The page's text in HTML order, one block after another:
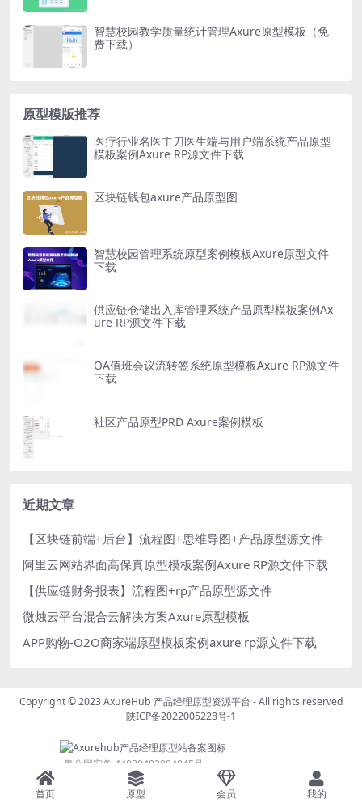
智慧校园教学质量统计管理Axure原型模板（免
费下载）
原型模版推荐
医疗行业名医主刀医生端与用户端系统产品原型
模板案例Axure RP源文件下载
区块链钱包axure产品原型图
智慧校园管理系统原型案例模板Axure原型文件
下载
供应链仓储出入库管理系统产品原型模板案例Ax
ure RP源文件下载
OA值班会议流转签系统原型模板Axure RP源文件
下载
社区产品原型PRD Axure案例模板
近期文章
【区块链前端+后台】流程图+思维导图+产品原型源文件
阿里云网站界面高保真原型模板案例Axure RP源文件下载
【供应链财务报表】流程图+rp产品原型源文件
微烛云平台混合云解决方案Axure原型模板
APP购物-O2O商家端原型模板案例axure rp源文件下载
Copyright © 2023AxureHub 产品经理原型资源平台 - All rights reserved
陕ICP备2022005228号-1
粤公网安备 44030402004845号
首页 原型 会员 我的